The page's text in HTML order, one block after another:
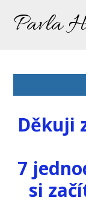
Pavla
Děkuji
7
si